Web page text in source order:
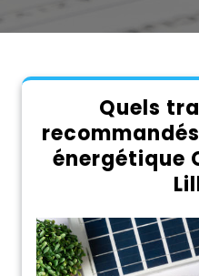
Quels
énergétique